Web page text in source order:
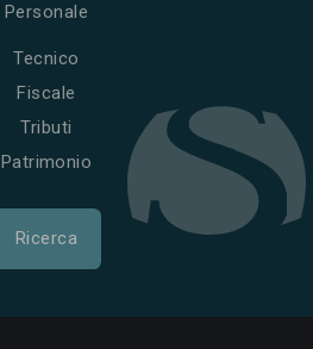
Personale
Tecnico
Fiscale
Tributi
Patrimonio
Ricerca